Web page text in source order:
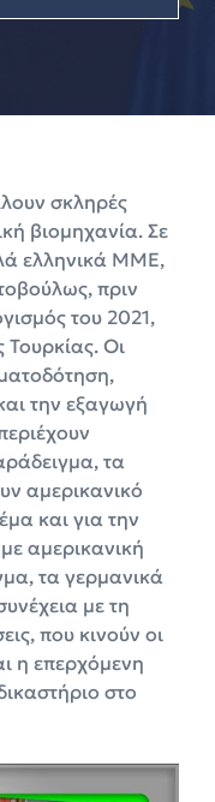
σκληρές
βιομηχανία. Σε
ελληνικά ΜΜΕ,
πριν
του 2021,
Τουρκίας. Οι
την εξαγωγή
τα
αμερικανικό
και για την
αμερικανική
τα γερμανικά
με τη
που κινούν οι
η επερχόμενη
στο